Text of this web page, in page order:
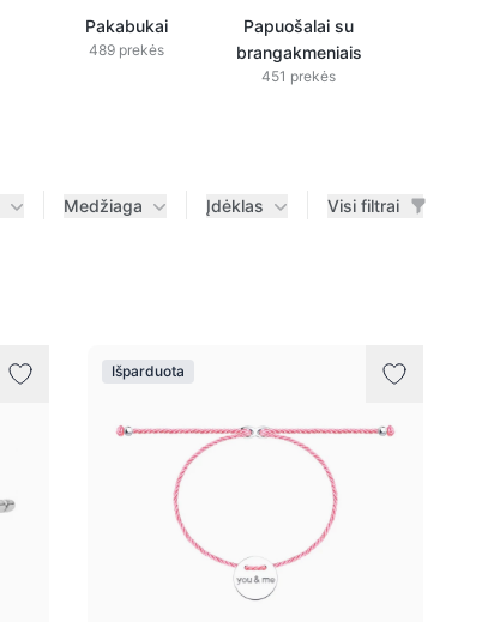
Pakabukai
489 prekės
Papuošalai su
brangakmeniais
451 prekės
Medžiaga Įdėklas Visi filtrai
Išparduota